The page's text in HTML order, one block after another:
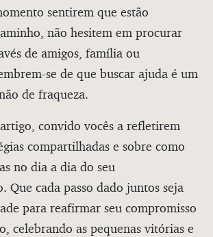
sentirem que estão
não hesitem em procurar
de amigos, família ou
se de que buscar ajuda é um
de fraqueza.
convido vocês a refletirem
compartilhadas e sobre como
no dia a dia do seu
Que cada passo dado juntos seja
para reafirmar seu compromisso
celebrando as pequenas vitórias e